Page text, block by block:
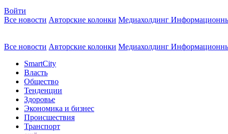
Войти
Все новости Авторские колонки Медиахолдинг
Все новости Авторские колонки Медиахолдинг
SmartCity
Власть
Общество
Тенденции
Здоровье
Экономика и бизнес
Происшествия
Транспорт